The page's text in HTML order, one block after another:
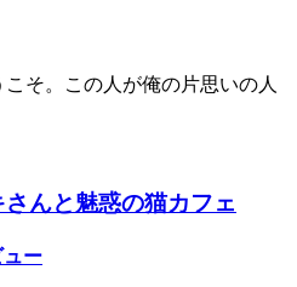
そ。この人が俺の片思いの人
さんと魅惑の猫カフェ
ュー